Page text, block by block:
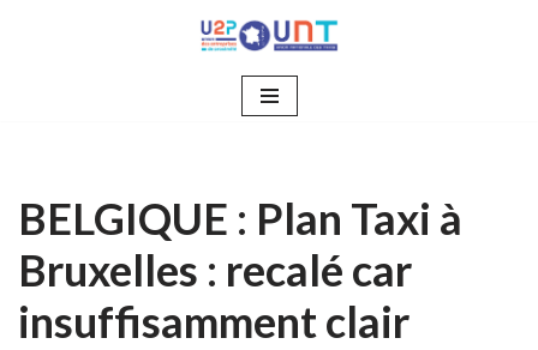
BELGIQUE : Plan Taxi à
Bruxelles : recalé car
insuffisamment clair